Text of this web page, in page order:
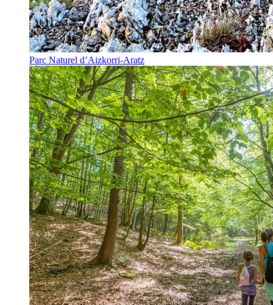
Parc Naturel d’Aizkorri-Aratz